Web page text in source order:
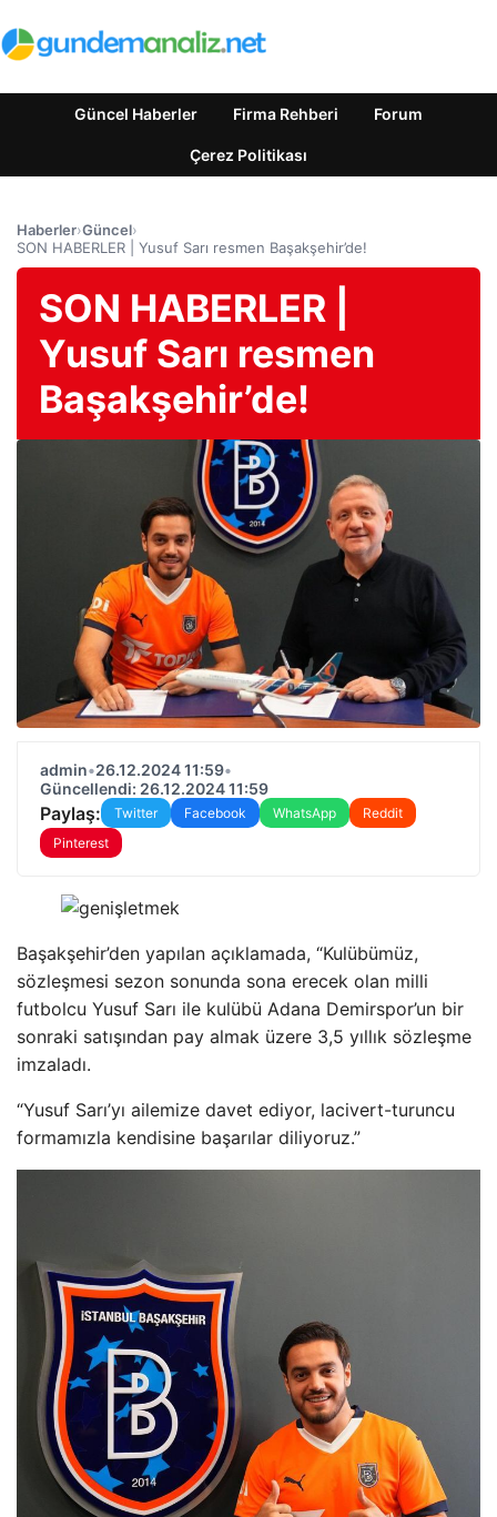
Güncel Haberler Firma Rehberi Forum
Çerez Politikası
Haberler›Güncel›
SON HABERLER | Yusuf Sarı resmen Başakşehir’de!
SON HABERLER |
Yusuf Sarı resmen
Başakşehir’de!
admin•26.12.2024 11:59•
Güncellendi: 26.12.2024 11:59
Paylaş: Twitter Facebook WhatsApp
Reddit
Pinterest
Başakşehir’den yapılan açıklamada, “Kulübümüz,
sözleşmesi sezon sonunda sona erecek olan milli
futbolcu Yusuf Sarı ile kulübü Adana Demirspor’un bir
sonraki satışından pay almak üzere 3,5 yıllık sözleşme
imzaladı.
“Yusuf Sarı’yı ​​ailemize davet ediyor, lacivert-turuncu
formamızla kendisine başarılar diliyoruz.”